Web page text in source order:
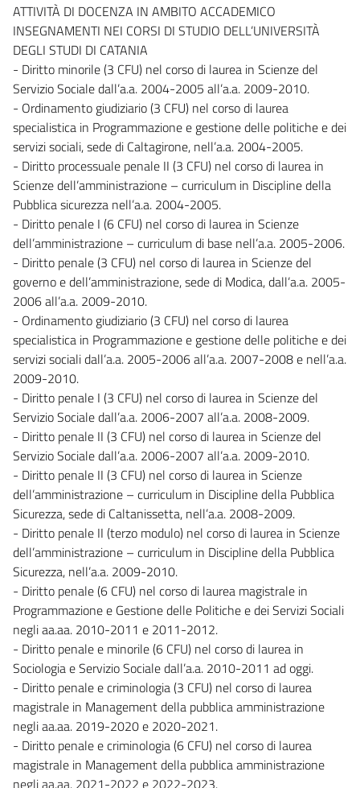
ATTIVITÀ DI DOCENZA IN AMBITO ACCADEMICO
INSEGNAMENTI NEI CORSI DI STUDIO DELL’UNIVERSITÀ
DEGLI STUDI DI CATANIA
- Diritto minorile (3 CFU) nel corso di laurea in Scienze del
Servizio Sociale dall’a.a. 2004-2005 all’a.a. 2009-2010.
- Ordinamento giudiziario (3 CFU) nel corso di laurea
specialistica in Programmazione e gestione delle politiche e dei
servizi sociali, sede di Caltagirone, nell’a.a. 2004-2005.
- Diritto processuale penale II (3 CFU) nel corso di laurea in
Scienze dell’amministrazione – curriculum in Discipline della
Pubblica sicurezza nell’a.a. 2004-2005.
- Diritto penale I (6 CFU) nel corso di laurea in Scienze
dell’amministrazione – curriculum di base nell’a.a. 2005-2006.
- Diritto penale (3 CFU) nel corso di laurea in Scienze del
governo e dell’amministrazione, sede di Modica, dall’a.a. 2005-
2006 all’a.a. 2009-2010.
- Ordinamento giudiziario (3 CFU) nel corso di laurea
specialistica in Programmazione e gestione delle politiche e dei
servizi sociali dall’a.a. 2005-2006 all’a.a. 2007-2008 e nell’a.a.
2009-2010.
- Diritto penale I (3 CFU) nel corso di laurea in Scienze del
Servizio Sociale dall’a.a. 2006-2007 all’a.a. 2008-2009.
- Diritto penale II (3 CFU) nel corso di laurea in Scienze del
Servizio Sociale dall’a.a. 2006-2007 all’a.a. 2009-2010.
- Diritto penale II (3 CFU) nel corso di laurea in Scienze
dell’amministrazione – curriculum in Discipline della Pubblica
Sicurezza, sede di Caltanissetta, nell’a.a. 2008-2009.
- Diritto penale II (terzo modulo) nel corso di laurea in Scienze
dell’amministrazione – curriculum in Discipline della Pubblica
Sicurezza, nell’a.a. 2009-2010.
- Diritto penale (6 CFU) nel corso di laurea magistrale in
Programmazione e Gestione delle Politiche e dei Servizi Sociali
negli aa.aa. 2010-2011 e 2011-2012.
- Diritto penale e minorile (6 CFU) nel corso di laurea in
Sociologia e Servizio Sociale dall’a.a. 2010-2011 ad oggi.
- Diritto penale e criminologia (3 CFU) nel corso di laurea
magistrale in Management della pubblica amministrazione
negli aa.aa. 2019-2020 e 2020-2021.
- Diritto penale e criminologia (6 CFU) nel corso di laurea
magistrale in Management della pubblica amministrazione
negli aa.aa. 2021-2022 e 2022-2023.